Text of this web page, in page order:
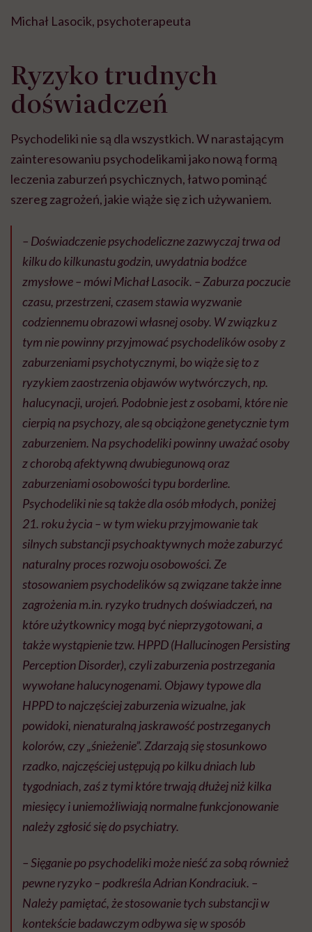
Michał Lasocik, psychoterapeuta
Ryzyko trudnych
doświadczeń
Psychodeliki nie są dla wszystkich. W narastającym
zainteresowaniu psychodelikami jako nową formą
leczenia zaburzeń psychicznych, łatwo pominąć
szereg zagrożeń, jakie wiąże się z ich używaniem.
– Doświadczenie psychodeliczne zazwyczaj trwa od
kilku do kilkunastu godzin, uwydatnia bodźce
zmysłowe – mówi Michał Lasocik. – Zaburza poczucie
czasu, przestrzeni, czasem stawia wyzwanie
codziennemu obrazowi własnej osoby. W związku z
tym nie powinny przyjmować psychodelików osoby z
zaburzeniami psychotycznymi, bo wiąże się to z
ryzykiem zaostrzenia objawów wytwórczych, np.
halucynacji, urojeń. Podobnie jest z osobami, które nie
cierpią na psychozy, ale są obciążone genetycznie tym
zaburzeniem. Na psychodeliki powinny uważać osoby
z chorobą afektywną dwubiegunową oraz
zaburzeniami osobowości typu borderline.
Psychodeliki nie są także dla osób młodych, poniżej
21. roku życia – w tym wieku przyjmowanie tak
silnych substancji psychoaktywnych może zaburzyć
naturalny proces rozwoju osobowości. Ze
stosowaniem psychodelików są związane także inne
zagrożenia m.in. ryzyko trudnych doświadczeń, na
które użytkownicy mogą być nieprzygotowani, a
także wystąpienie tzw. HPPD (Hallucinogen Persisting
Perception Disorder), czyli zaburzenia postrzegania
wywołane halucynogenami. Objawy typowe dla
HPPD to najczęściej zaburzenia wizualne, jak
powidoki, nienaturalną jaskrawość postrzeganych
kolorów, czy „śnieżenie”. Zdarzają się stosunkowo
rzadko, najczęściej ustępują po kilku dniach lub
tygodniach, zaś z tymi które trwają dłużej niż kilka
miesięcy i uniemożliwiają normalne funkcjonowanie
należy zgłosić się do psychiatry.
– Sięganie po psychodeliki może nieść za sobą również
pewne ryzyko – podkreśla Adrian Kondraciuk. –
Należy pamiętać, że stosowanie tych substancji w
kontekście badawczym odbywa się w sposób